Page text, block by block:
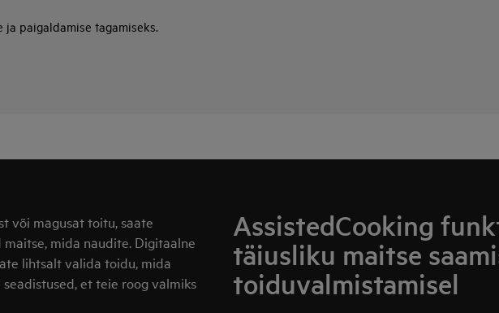
paigaldamise tagamiseks.
AssistedCooking
täiusliku maitse
toiduvalmistamisel
või magusat toitu, saate
mida naudite. Digitaalne
lihtsalt valida toidu, mida
et teie roog valmiks